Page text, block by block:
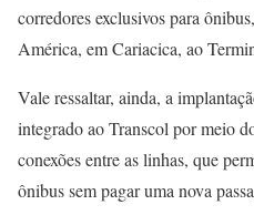
corredores exclusivos para
América, em Cariacica, ao
Vale ressaltar, ainda, a
integrado ao Transcol por meio
conexões entre as linhas, que
ônibus sem pagar uma nova